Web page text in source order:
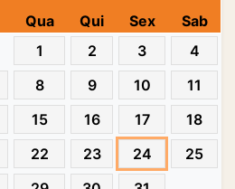
Qua Qui Sex
Sab
1
2 3
4
8 9 10
11
15 16 17
18
22 23 24
25